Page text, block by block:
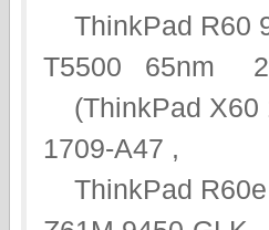
ThinkPad R60
T5500 65nm
(ThinkPad X60
1709-A47 ,
ThinkPad R60e